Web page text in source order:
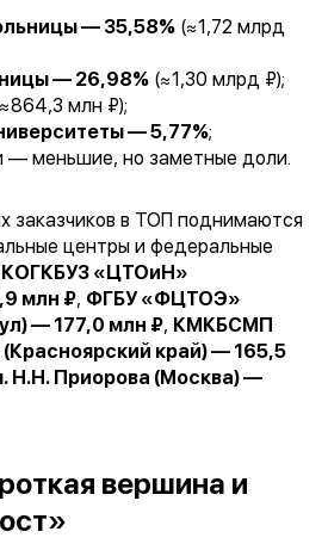
— 35,58% (≈1,72 млрд
— 26,98% (≈1,30 млрд ₽);
млн ₽);
— 5,77%;
— меньшие, но заметные доли.
заказчиков в ТОП поднимаются
центры и федеральные
КОГКБУЗ «ЦТОиН»
млн ₽, ФГБУ «ФЦТОЭ»
— 177,0 млн ₽, КМКБСМП
край) — 165,5
Н.Н. Приорова (Москва) —
вершина и